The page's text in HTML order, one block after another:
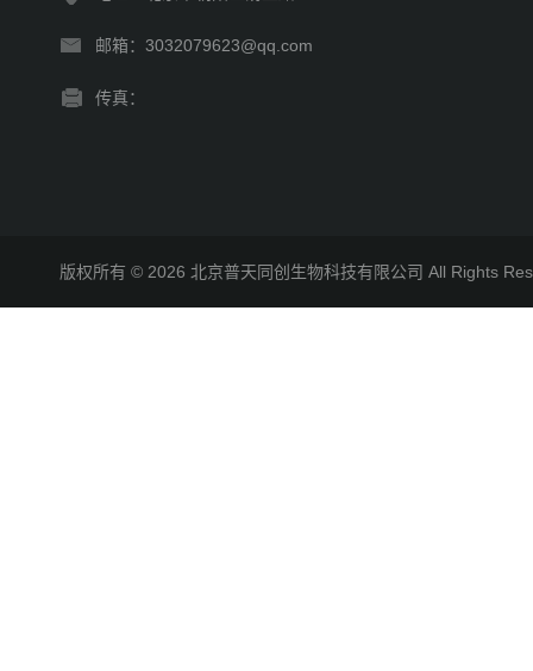
邮箱：3032079623@qq.com
传真：
版权所有 © 2026 北京普天同创生物科技有限公司 All Rights